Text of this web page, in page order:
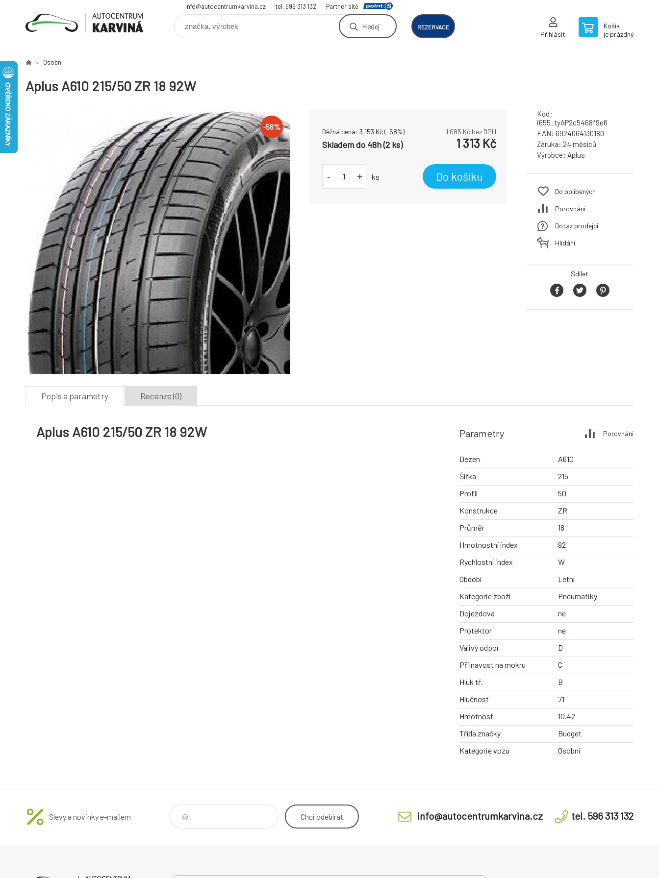
info@autocentrumkarvina.cz tel. 596 313 132 Partner sítě
Hledej REZERVACE
Přihlásit
Košík
je prázdný
Osobní
Aplus A610 215/50 ZR 18 92W
-58%
Běžná cena: 3 153Kč(-58%) 1 085 Kč bez DPH
Skladem do 48h (2 ks) 1 313 Kč
- + ks Do košíku
Kód:
i655_tyAP2c5468f9e6
EAN: 6924064130180
Záruka: 24 měsíců
Výrobce: Aplus
Do oblíbených
Porovnání
Dotaz prodejci
Hlídání
Sdílet
Popis a parametry Recenze (0)
Aplus A610 215/50 ZR 18 92W Parametry Porovnání
Dezen
A610
Šířka
215
Profil
50
Konstrukce
ZR
Průměr
18
Hmotnostní index
92
Rychlostní index
W
Období
Letní
Kategorie zboží
Pneumatiky
Dojezdová
ne
Protektor
ne
Valivý odpor
D
Přilnavost na mokru
C
Hluk tř.
B
Hlučnost
71
Hmotnost
10.42
Třída značky
Budget
Kategorie vozu
Osobní
Slevy a novinky e-mailem Chci odebírat info@autocentrumkarvina.cz tel. 596 313 132